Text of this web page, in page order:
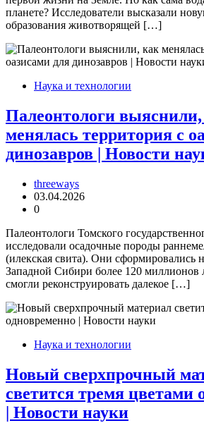
планете? Исследователи высказали
образования животворящей […]
Наука и технологии
Палеонтологи
менялась территория с
динозавров | Новости
threeways
03.04.2026
0
Палеонтологи Томского
исследовали осадочные породы
(илекская свита). Они сформировались
Западной Сибири более 120 миллионов
смогли реконструировать далекое […]
Наука и технологии
Новый сверхпрочный
светится тремя цветами
| Новости науки